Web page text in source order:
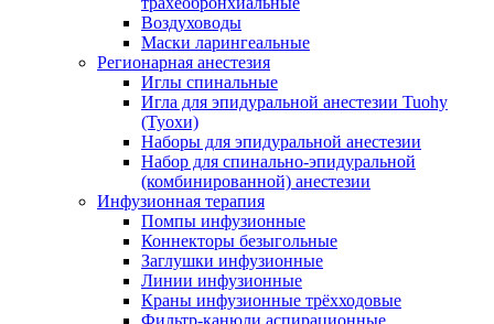
Воздуховоды
Маски ларингеальные
Регионарная анестезия
Иглы спинальные
Игла для эпидуральной анестезии Tuohy
(Туохи)
Наборы для эпидуральной анестезии
Набор для спинально-эпидуральной
(комбинированной) анестезии
Инфузионная терапия
Помпы инфузионные
Коннекторы безыгольные
Заглушки инфузионные
Линии инфузионные
Краны инфузионные трёхходовые
Фильтр-канюли аспирационные